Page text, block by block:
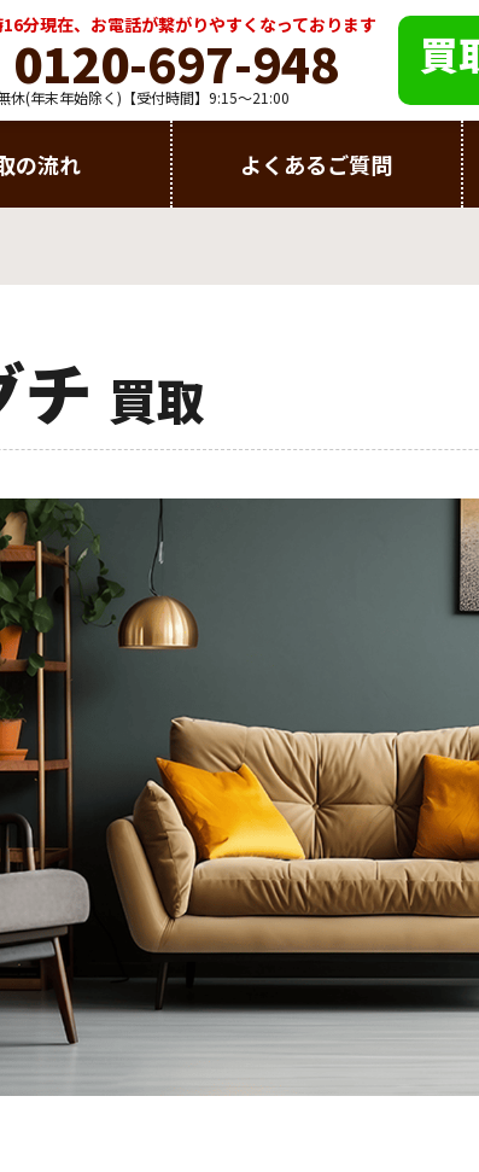
分現在、お電話が繋がりやすくなっております
0120-697-948
休(年末年始除く)【受付時間】9:15～21:00
買
の流れ よくあるご質問
チ 買取